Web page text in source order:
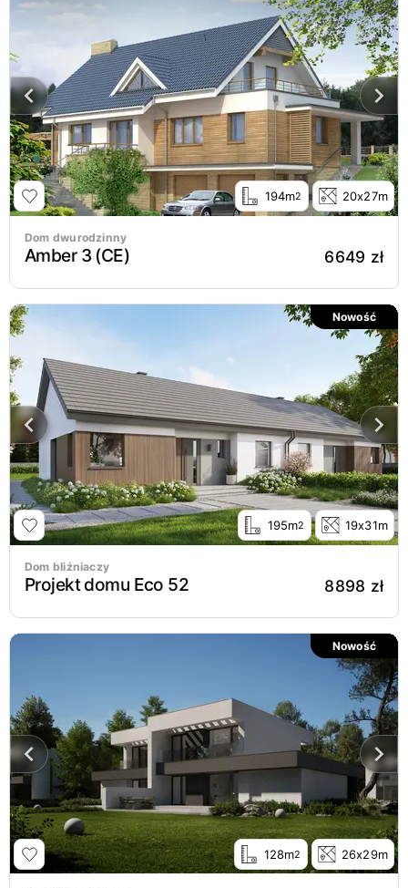
194m2 20x27m
Dom dwurodzinny
Amber 3 (CE) 6649 zł
Nowość
195m2 19x31m
Dom bliźniaczy
Projekt domu Eco 52 8898 zł
Nowość
128m2 26x29m